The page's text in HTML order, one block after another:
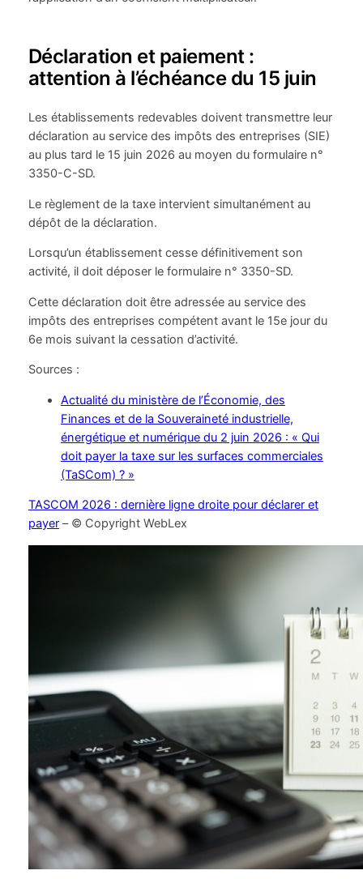
Déclaration et paiement :
attention à l’échéance du 15 juin
Les établissements redevables doivent transmettre leur
déclaration au service des impôts des entreprises (SIE)
au plus tard le 15 juin 2026 au moyen du formulaire n°
3350-C-SD.
Le règlement de la taxe intervient simultanément au
dépôt de la déclaration.
Lorsqu’un établissement cesse définitivement son
activité, il doit déposer le formulaire n° 3350-SD.
Cette déclaration doit être adressée au service des
impôts des entreprises compétent avant le 15e jour du
6e mois suivant la cessation d’activité.
Sources :
Actualité du ministère de l’Économie, des
Finances et de la Souveraineté industrielle,
énergétique et numérique du 2 juin 2026 : « Qui
doit payer la taxe sur les surfaces commerciales
(TaSCom) ? »
TASCOM 2026 : dernière ligne droite pour déclarer et
payer– © Copyright WebLex